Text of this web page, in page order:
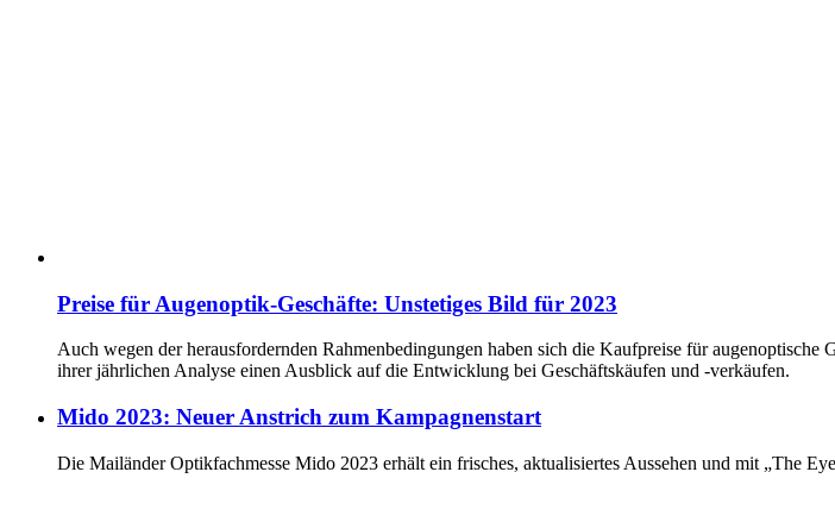
Preise für Augenoptik-Geschäfte: Unstetiges Bild für 2023
Auch wegen der herausfordernden Rahmenbedingungen haben sich die Kaufpreise für
ihrer jährlichen Analyse einen Ausblick auf die Entwicklung bei Geschäftskäufen und -verkäufen.
Mido 2023: Neuer Anstrich zum Kampagnenstart
Die Mailänder Optikfachmesse Mido 2023 erhält ein frisches, aktualisiertes Aussehen und mit „The